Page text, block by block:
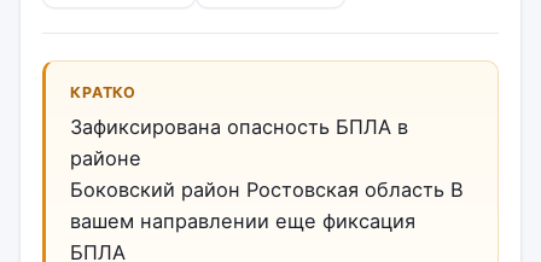
КРАТКО
Зафиксирована опасность БПЛА в
районе
Боковский район Ростовская область В
вашем направлении еще фиксация
БПЛА